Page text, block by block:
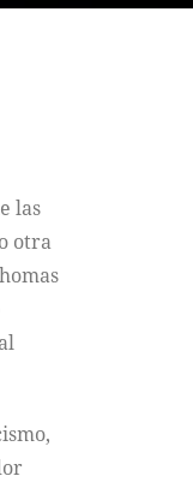
las
otra